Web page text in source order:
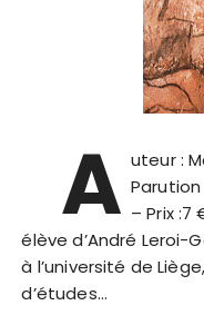
A uteur :
Parution
– Prix :7
élève d’André Leroi-
à l’université de
d’études…